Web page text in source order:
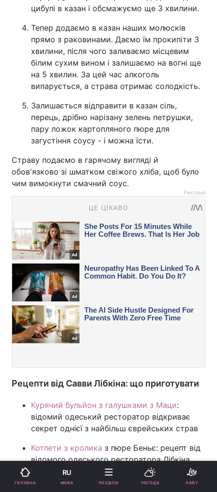
цибулі в казан і обсмажуємо ще 3 хвилини.
Тепер додаємо в казан наших молюсків
прямо з раковинами. Даємо їм прокипіти 3
хвилини, після чого заливаємо місцевим
білим сухим вином і залишаємо на вогні ще
на 5 хвилин. За цей час алкоголь
випарується, а страва отримає солодкість.
Залишається відправити в казан сіль,
перець, дрібно нарізану зелень петрушки,
пару ложок картопляного пюре для
загустіння соусу - і можна їсти.
Страву подаємо в гарячому вигляді й
обов'язково зі шматком свіжого хліба, щоб було
чим вимокнути смачний соус.
Реклама
Рецепти від Савви Лібкіна: що приготувати
Курячий бульйон з галушками з Маци:
відомий одеський ресторатор відкриває
секрет однієї з найбільш єврейських страв
Котлети з кролика з пюре Беньє: рецепт від
відомого одеського ресторатора Лібкіна
Особливе повсякденне блюдо: ресторатор
ГОЛОВНА
RU
МОВА РОЗДІЛИ ПОГОДА ЛАЙТ